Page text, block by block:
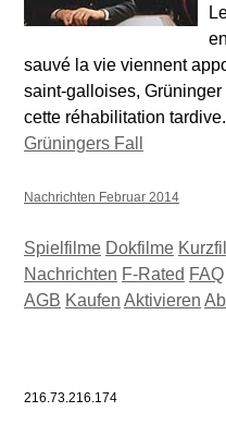
sauvé la vie viennent
saint-galloises,
cette réhabilitation tardive.
Grüningers Fall
Nachrichten Februar 2014
Spielfilme Dokfilme
Nachrichten F-Rated FAQ
AGB Kaufen Aktivieren
216.73.216.174